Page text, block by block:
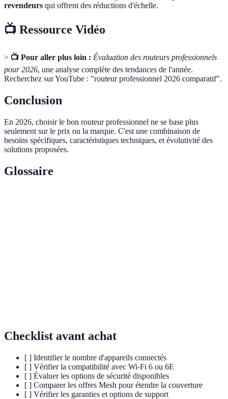
revendeurs qui offrent des réductions d'échelle.
📺 Ressource Vidéo
> 📺 Pour aller plus loin : Évaluation des routeurs professionnels
pour 2026, une analyse complète des tendances de l'année.
Recherchez sur YouTube : "routeur professionnel 2026 comparatif".
Conclusion
En 2026, choisir le bon routeur professionnel ne se base plus
seulement sur le prix ou la marque. C'est une combinaison de
besoins spécifiques, caractéristiques techniques, et évolutivité des
solutions proposées.
Glossaire
Checklist avant achat
[ ] Identifier le nombre d'appareils connectés
[ ] Vérifier la compatibilité avec Wi-Fi 6 ou 6E
[ ] Évaluer les options de sécurité disponibles
[ ] Comparer les offres Mesh pour étendre la couverture
[ ] Vérifier les garanties et options de support